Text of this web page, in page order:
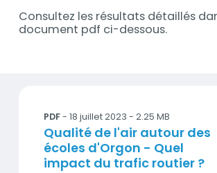
Consultez les résultats détaillés
document pdf ci-dessous.
PDF- 18 juillet 2023 - 2.25 MB
Titre
Qualité de l'air autour des
écoles d'Orgon - Quel
impact du trafic routier ?